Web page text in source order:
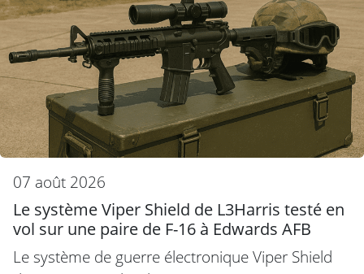
07 août 2026
Le système Viper Shield de L3Harris testé en
vol sur une paire de F-16 à Edwards AFB
Le système de guerre électronique Viper Shield